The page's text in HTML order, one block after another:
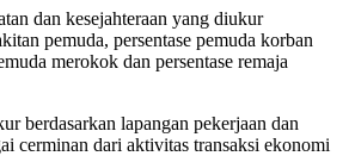
dan kesejahteraan yang diukur
pemuda, persentase pemuda korban
merokok dan persentase remaja
berdasarkan lapangan pekerjaan dan
cerminan dari aktivitas transaksi ekonomi